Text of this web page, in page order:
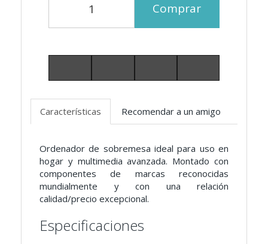
Comprar
Características Recomendar a un amigo
Ordenador de sobremesa ideal para uso en
hogar y multimedia avanzada. Montado con
componentes de marcas reconocidas
mundialmente y con una relación
calidad/precio excepcional.
Especificaciones